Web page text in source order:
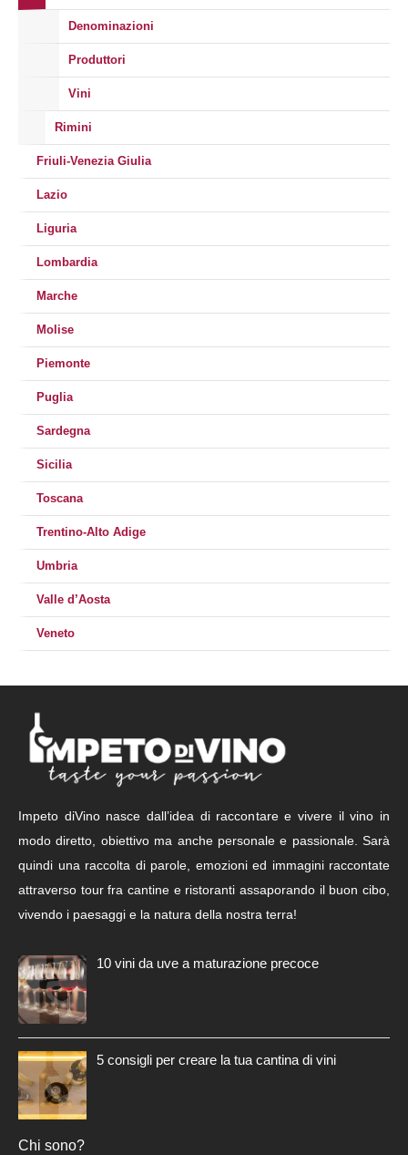
Denominazioni
Produttori
Vini
Rimini
Friuli-Venezia Giulia
Lazio
Liguria
Lombardia
Marche
Molise
Piemonte
Puglia
Sardegna
Sicilia
Toscana
Trentino-Alto Adige
Umbria
Valle d’Aosta
Veneto
Impeto diVino nasce dall’idea di raccontare e vivere il vino in
modo diretto, obiettivo ma anche personale e passionale. Sarà
quindi una raccolta di parole, emozioni ed immagini raccontate
attraverso tour fra cantine e ristoranti assaporando il buon cibo,
vivendo i paesaggi e la natura della nostra terra!
10 vini da uve a maturazione precoce
5 consigli per creare la tua cantina di vini
Chi sono?